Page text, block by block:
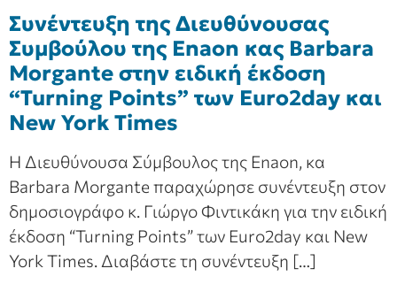
Συνέντευξη της Διευθύνουσας
Συμβούλου της Enaon κας Barbara
Morgante στην ειδική έκδοση
“Turning Points” των Euro2day και
New York Times
Η Διευθύνουσα Σύμβουλος της Enaon, κα
Barbara Morgante παραχώρησε συνέντευξη στον
δημοσιογράφο κ. Γιώργο Φιντικάκη για την ειδική
έκδοση “Turning Points” των Euro2day και New
York Times. Διαβάστε τη συνέντευξη […]